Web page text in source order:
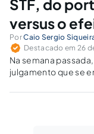
STF, do
versus o
PorCaio Sergio
Destacado em 26
Na semana
julgamento que se
de repercussão